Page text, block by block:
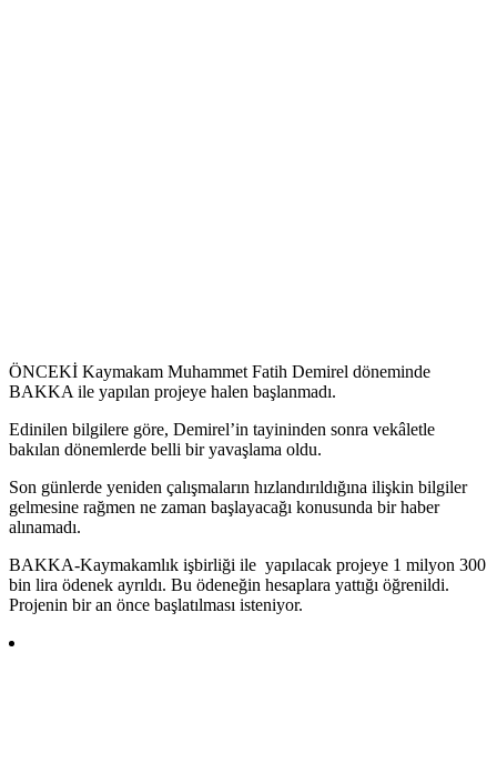
ÖNCEKİ Kaymakam Muhammet Fatih Demirel döneminde
BAKKA ile yapılan projeye halen başlanmadı.
Edinilen bilgilere göre, Demirel’in tayininden sonra vekâletle
bakılan dönemlerde belli bir yavaşlama oldu.
Son günlerde yeniden çalışmaların hızlandırıldığına ilişkin bilgiler
gelmesine rağmen ne zaman başlayacağı konusunda bir haber
alınamadı.
BAKKA-Kaymakamlık işbirliği ile yapılacak projeye 1 milyon 300
bin lira ödenek ayrıldı. Bu ödeneğin hesaplara yattığı öğrenildi.
Projenin bir an önce başlatılması isteniyor.